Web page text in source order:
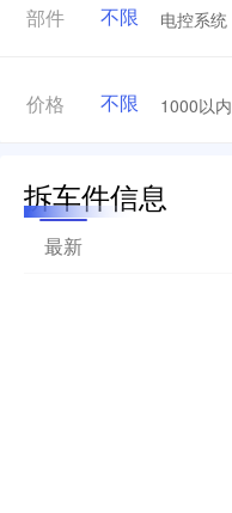
部件 不限 电控系统
价格 不限 1000以内
拆车件信息
最新